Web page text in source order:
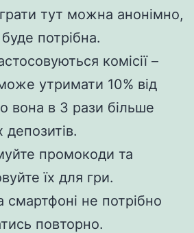
тут можна анонімно,
потрібна.
комісії –
утримати 10% від
вона в 3 рази більше
промокоди та
їх для гри.
смартфоні не потрібно
повторно.